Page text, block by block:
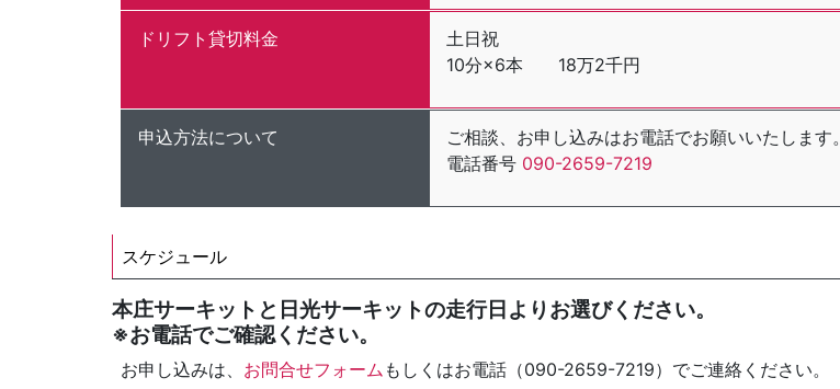
ドリフト貸切料金
土日祝
10分×6本 18万2千円
申込方法について
ご相談、お申し込みはお電話でお願いいたします。
電話番号 090-2659-7219
スケジュール
本庄サーキットと日光サーキットの走行日よりお選びください。
※お電話でご確認ください。
お申し込みは、 お問合せフォーム もしくはお電話（090-2659-7219）でご連絡ください。